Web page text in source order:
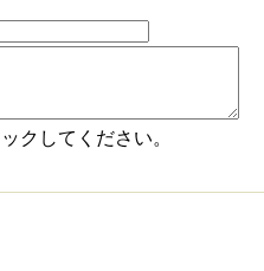
クしてください。